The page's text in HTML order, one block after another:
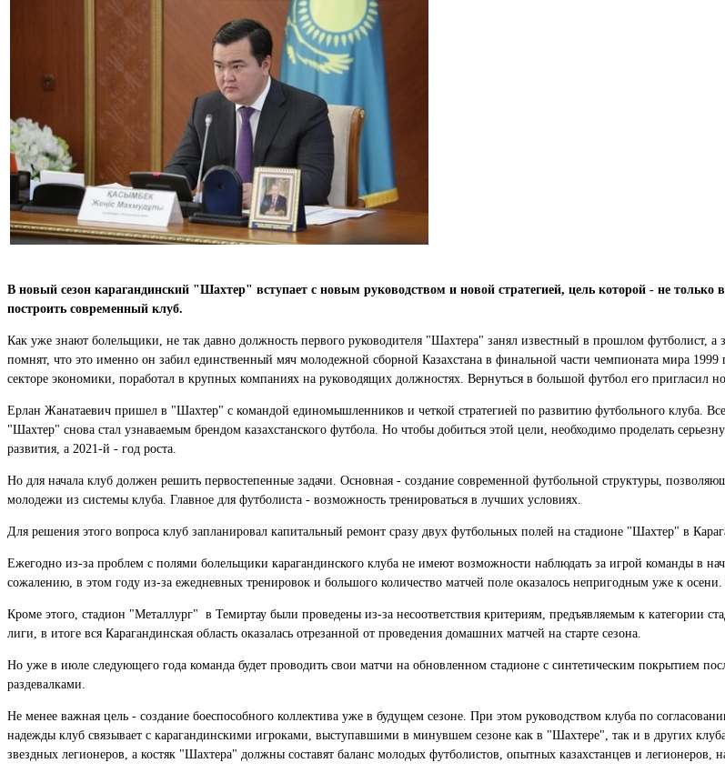
В новый сезон карагандинский "Шахтер" вступает с новым руководством и новой стратегией, цель которой - не только
построить современный клуб.
Как уже знают болельщики, не так давно должность первого руководителя "Шахтера" занял известный в прошлом футболист,
помнят, что это именно он забил единственный мяч молодежной сборной Казахстана в финальной части чемпионата мира
секторе экономики, поработал в крупных компаниях на руководящих должностях. Вернуться в большой футбол его пригласил
Ерлан Жанатаевич пришел в "Шахтер" с командой единомышленников и четкой стратегией по развитию футбольного клуба.
"Шахтер" снова стал узнаваемым брендом казахстанского футбола. Но чтобы добиться этой цели, необходимо проделать
развития, а 2021-й - год роста.
Но для начала клуб должен решить первостепенные задачи. Основная - создание современной футбольной структуры,
молодежи из системы клуба. Главное для футболиста - возможность тренироваться в лучших условиях.
Для решения этого вопроса клуб запланировал капитальный ремонт сразу двух футбольных полей на стадионе "Шахтер" в
Ежегодно из-за проблем с полями болельщики карагандинского клуба не имеют возможности наблюдать за игрой команды в
сожалению, в этом году из-за ежедневных тренировок и большого количество матчей поле оказалось непригодным уже к осени.
Кроме этого, стадион "Металлург" в Темиртау были проведены из-за несоответствия критериям, предъявляемым к категории
лиги, в итоге вся Карагандинская область оказалась отрезанной от проведения домашних матчей на старте сезона.
Но уже в июле следующего года команда будет проводить свои матчи на обновленном стадионе с синтетическим покрытием
раздевалками.
Не менее важная цель - создание боеспособного коллектива уже в будущем сезоне. При этом руководством клуба по
надежды клуб связывает с карагандинскими игроками, выступавшими в минувшем сезоне как в "Шахтере", так и в других
звездных легионеров, а костяк "Шахтера" должны составят баланс молодых футболистов, опытных казахстанцев и